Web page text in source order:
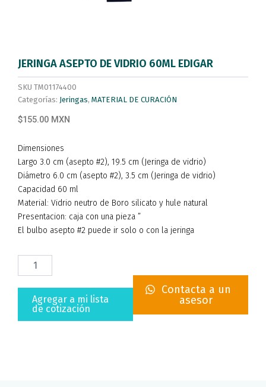
JERINGA ASEPTO DE VIDRIO 60ML EDIGAR
SKU TM01174400
Categorías: Jeringas, MATERIAL DE CURACIÓN
$155.00 MXN
Dimensiones
Largo 3.0 cm (asepto #2), 19.5 cm (Jeringa de vidrio)
Diámetro 6.0 cm (asepto #2), 3.5 cm (Jeringa de vidrio)
Capacidad 60 ml
Material: Vidrio neutro de Boro silicato y hule natural
Presentacion: caja con una pieza ”
El bulbo asepto #2 puede ir solo o con la jeringa
JERINGA
ASEPTO
60MLAgregar a mi lista
de cotización
Contacta a un
asesor